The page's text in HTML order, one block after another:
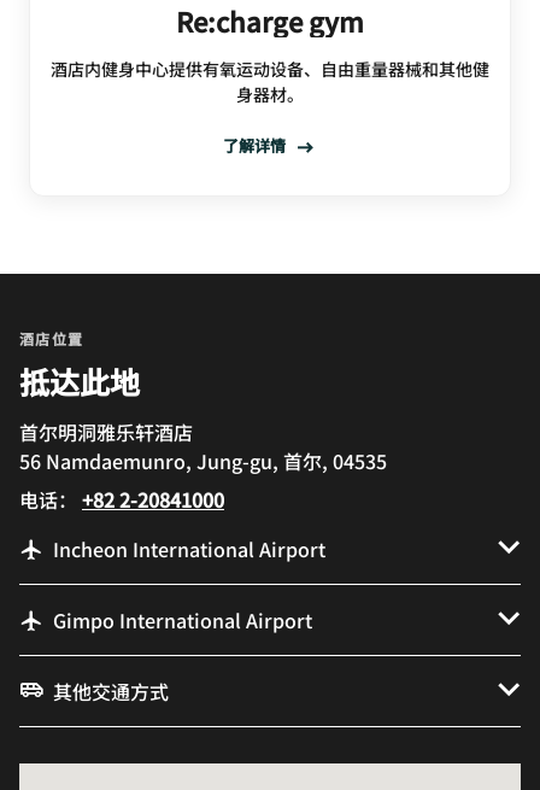
Re:charge gym
酒店内健身中心提供有氧运动设备、自由重量器械和其他健
身器材。
了解详情
酒店位置
抵达此地
首尔明洞雅乐轩酒店
56 Namdaemunro, Jung-gu, 首尔, 04535
电话： +82 2-20841000
Incheon International Airport
Gimpo International Airport
其他交通方式